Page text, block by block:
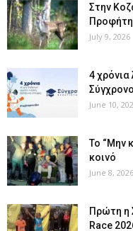
Στην
July 9, 2026
4 χρόνια
June 10,
Το “Μην
κοινό
June 8, 2026
Πρώτη η
Race